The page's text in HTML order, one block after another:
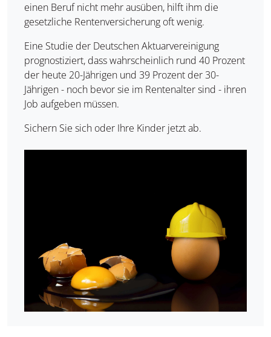
einen Beruf nicht mehr ausüben, hilft ihm die
gesetzliche Rentenversicherung oft wenig.
Eine Studie der Deutschen Aktuarvereinigung
prognostiziert, dass wahrscheinlich rund 40 Prozent
der heute 20-Jährigen und 39 Prozent der 30-
Jährigen - noch bevor sie im Rentenalter sind - ihren
Job aufgeben müssen.
Sichern Sie sich oder Ihre Kinder jetzt ab.